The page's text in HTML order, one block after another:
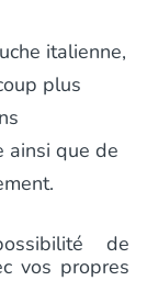
italienne,
plus
ainsi que de
de
vos propres